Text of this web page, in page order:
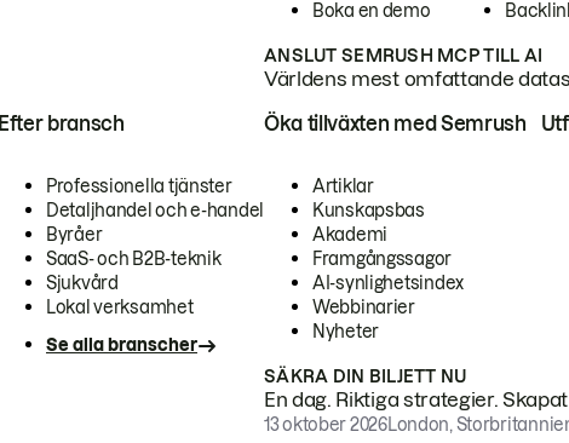
Boka en demo
ANSLUT SEMRUSH MCP TILL AI
Världens mest omfattande
Efter bransch
Professionella tjänster
Detaljhandel och e-handel
Byråer
SaaS- och B2B-teknik
Sjukvård
Lokal verksamhet
Se alla branscher
Öka tillväxten med Semrush
Artiklar
Kunskapsbas
Akademi
Framgångssagor
AI-synlighetsindex
Webbinarier
Nyheter
SÄKRA DIN BILJETT NU
En dag. Riktiga strategier.
13 oktober 2026London,